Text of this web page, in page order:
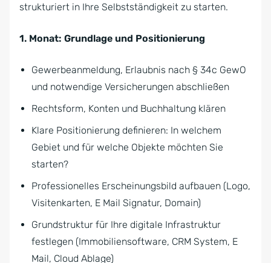
strukturiert in Ihre Selbstständigkeit zu starten.
1. Monat: Grundlage und Positionierung
Gewerbeanmeldung, Erlaubnis nach § 34c GewO
und notwendige Versicherungen abschließen
Rechtsform, Konten und Buchhaltung klären
Klare Positionierung definieren: In welchem
Gebiet und für welche Objekte möchten Sie
starten?
Professionelles Erscheinungsbild aufbauen (Logo,
Visitenkarten, E Mail Signatur, Domain)
Grundstruktur für Ihre digitale Infrastruktur
festlegen (Immobiliensoftware, CRM System, E
Mail, Cloud Ablage)